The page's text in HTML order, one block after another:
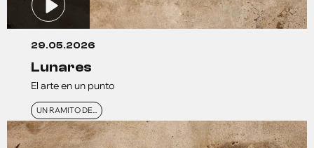
29.05.2026
lunares
El arte en un punto
UN RAMITO DE...